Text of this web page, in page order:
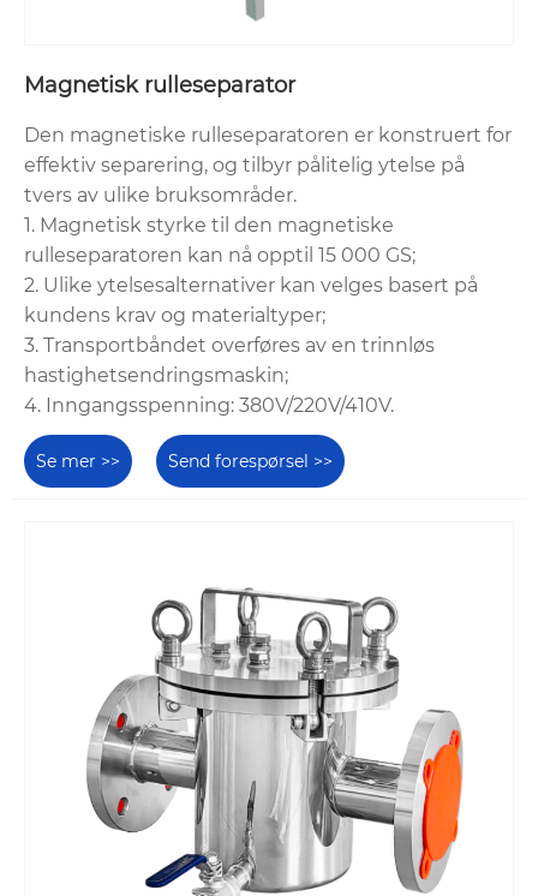
Magnetisk rulleseparator
Den magnetiske rulleseparatoren er konstruert for
effektiv separering, og tilbyr pålitelig ytelse på
tvers av ulike bruksområder.
1. Magnetisk styrke til den magnetiske
rulleseparatoren kan nå opptil 15 000 GS;
2. Ulike ytelsesalternativer kan velges basert på
kundens krav og materialtyper;
3. Transportbåndet overføres av en trinnløs
hastighetsendringsmaskin;
4. Inngangsspenning: 380V/220V/410V.
Se mer >> Send forespørsel >>